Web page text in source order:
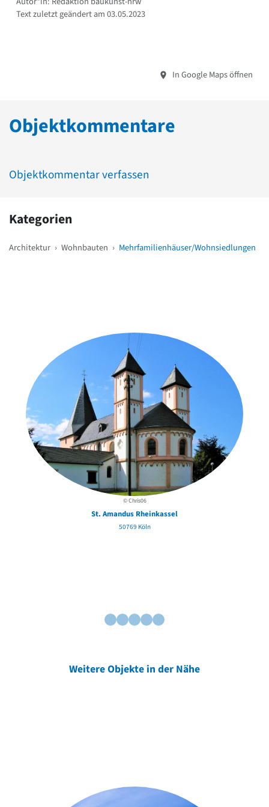
Text zuletzt geändert am 03.05.2023
In Google Maps öffnen
Objektkommentare
Objektkommentar verfassen
Kategorien
Architektur › Wohnbauten › Mehrfamilienhäuser/Wohnsiedlungen
© Chris06
St. Amandus Rheinkassel
50769 Köln
Weitere Objekte in der Nähe